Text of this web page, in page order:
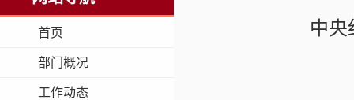
首页
部门概况
工作动态
中央